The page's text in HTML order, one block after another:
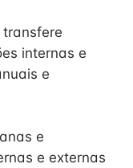
internas e
e
e
e externas